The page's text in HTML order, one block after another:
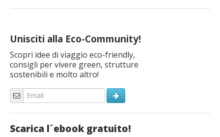
Unisciti alla Eco-Community!
Scopri idee di viaggio eco-friendly,
consigli per vivere green, strutture
sostenibili e molto altro!
Scarica l´ebook gratuito!